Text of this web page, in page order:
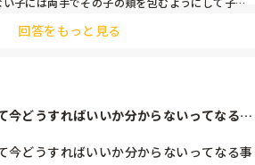
誘導するようにを心がけてます！
回答をもっと見る
今どうすればいいか分からないってなる事
今どうすればいいか分からないってなる事